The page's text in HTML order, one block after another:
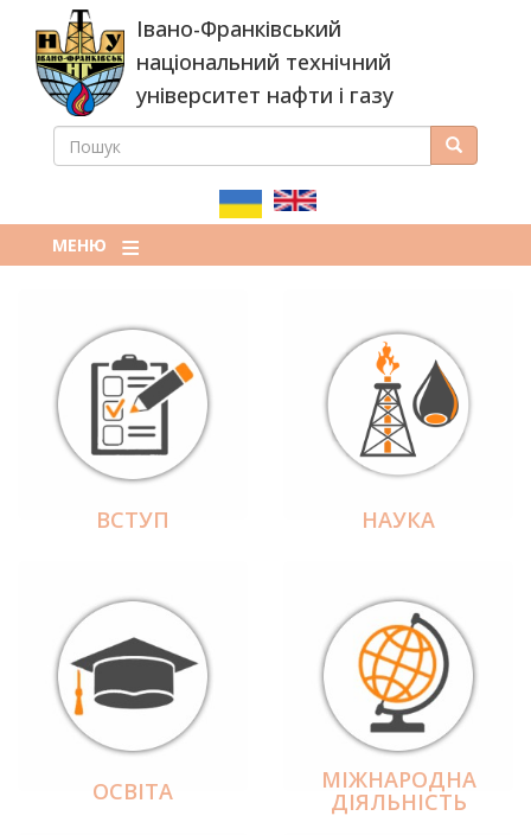
основного
вмісту
Івано-Франківський
національний технічний
університет нафти і газу
ПОШУКОВА
ПОШУК Пошук
МЕНЮ
ВСТУП НАУКА
ОСВІТА МІЖНАРОДНА
ДІЯЛЬНІCТЬ